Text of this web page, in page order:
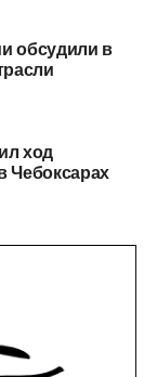
обсудили в
ход
Чебоксарах